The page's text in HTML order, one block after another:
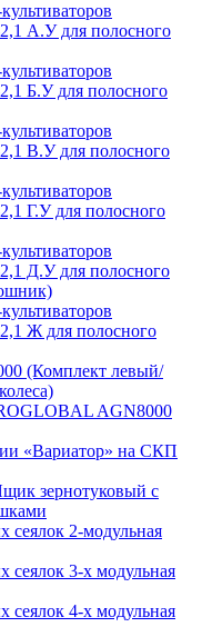
А.У для полосного
Б.У для полосного
В.У для полосного
Г.У для полосного
Д.У для полосного
Ж для полосного
(Комплект левый/
AGN8000
«Вариатор» на СКП
зернотуковый с
сеялок 2-модульная
сеялок 3-х модульная
сеялок 4-х модульная